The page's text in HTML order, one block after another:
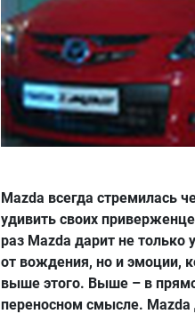
Mazda всегда стремилась
удивить своих
раз Mazda дарит не только
от вождения, но и эмоции,
выше этого. Выше – в
переносном смысле. Mazda